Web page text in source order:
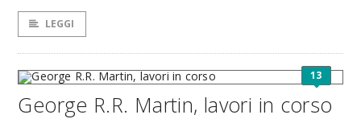
LEGGI
13
George R.R. Martin, lavori in corso